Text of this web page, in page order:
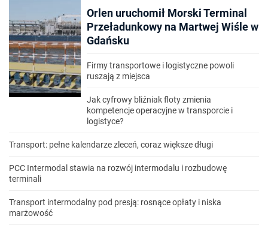
Orlen uruchomił Morski Terminal
Przeładunkowy na Martwej Wiśle w
Gdańsku
Firmy transportowe i logistyczne powoli
ruszają z miejsca
Jak cyfrowy bliźniak floty zmienia
kompetencje operacyjne w transporcie i
logistyce?
Transport: pełne kalendarze zleceń, coraz większe długi
PCC Intermodal stawia na rozwój intermodalu i rozbudowę
terminali
Transport intermodalny pod presją: rosnące opłaty i niska
marżowość